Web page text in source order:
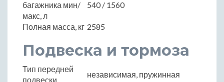
багажника мин/
макс, л
540 / 1560
Полная масса, кг 2585
Подвеска и тормоза
Тип передней
подвески
независимая, пружинная